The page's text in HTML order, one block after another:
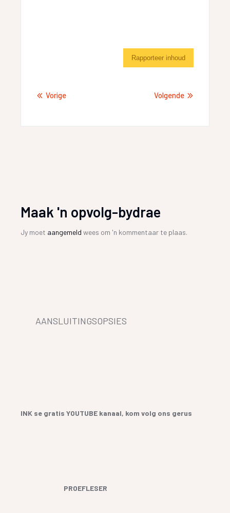
Rapporteer inhoud
Vorige Volgende
Maak 'n opvolg-bydrae
Jy moet aangemeld wees om 'n kommentaar te plaas.
AANSLUITINGSOPSIES
INK se gratis YOUTUBE kanaal, kom volg ons gerus
PROEFLESER